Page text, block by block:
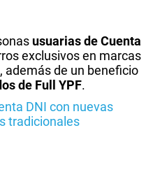
usuarias de Cuenta
exclusivos en marcas
de un beneficio
de Full YPF.
DNI con nuevas
tradicionales